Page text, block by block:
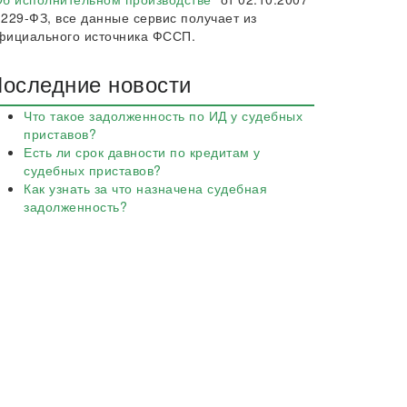
ФЗ, все данные сервис получает из
источника ФССП.
новости
Что такое задолженность по ИД у судебных
приставов?
Есть ли срок давности по кредитам у
судебных приставов?
Как узнать за что назначена судебная
задолженность?